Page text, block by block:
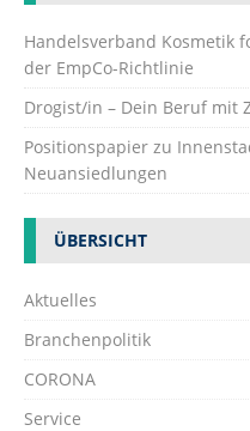
Handelsverband Kosmetik
der EmpCo-Richtlinie
Drogist/in – Dein Beruf mit
Positionspapier zu
Neuansiedlungen
ÜBERSICHT
Aktuelles
Branchenpolitik
CORONA
Service